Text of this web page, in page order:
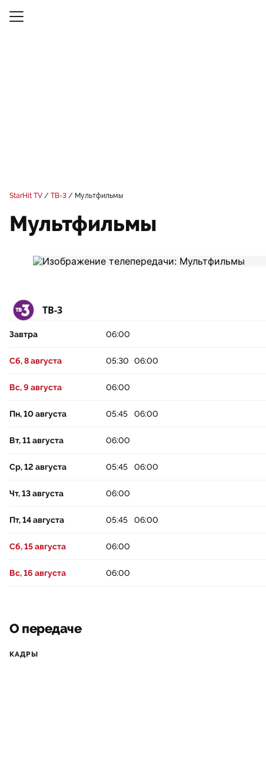
StarHit TV ТВ-3 Мультфильмы
Мультфильмы
ТВ-3
Завтра 06:00
Сб, 8 августа 05:30 06:00
Вс, 9 августа 06:00
Пн, 10 августа 05:45 06:00
Вт, 11 августа 06:00
Ср, 12 августа 05:45 06:00
Чт, 13 августа 06:00
Пт, 14 августа 05:45 06:00
Сб, 15 августа 06:00
Вс, 16 августа 06:00
О передаче
КАДРЫ